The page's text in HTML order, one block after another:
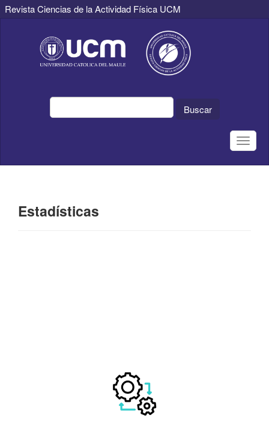
Revista Ciencias de la Actividad Física UCM
principal
Contenido
principal
Buscar
Toggle
Estadísticas